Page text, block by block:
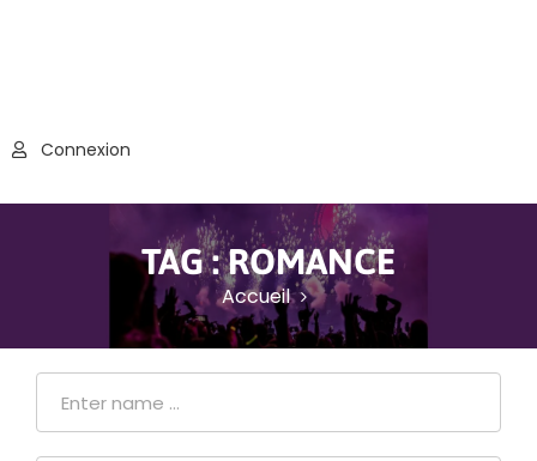
Connexion
TAG :ROMANCE
Accueil